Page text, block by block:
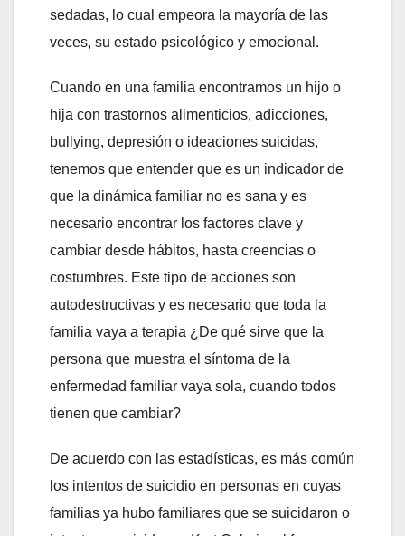
sedadas, lo cual empeora la mayoría de las
veces, su estado psicológico y emocional.
Cuando en una familia encontramos un hijo o
hija con trastornos alimenticios, adicciones,
bullying, depresión o ideaciones suicidas,
tenemos que entender que es un indicador de
que la dinámica familiar no es sana y es
necesario encontrar los factores clave y
cambiar desde hábitos, hasta creencias o
costumbres. Este tipo de acciones son
autodestructivas y es necesario que toda la
familia vaya a terapia ¿De qué sirve que la
persona que muestra el síntoma de la
enfermedad familiar vaya sola, cuando todos
tienen que cambiar?
De acuerdo con las estadísticas, es más común
los intentos de suicidio en personas en cuyas
familias ya hubo familiares que se suicidaron o